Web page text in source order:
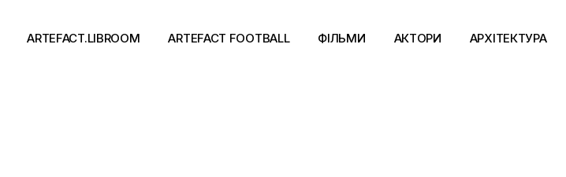
ARTEFACT.LIBROOM ARTEFACT FOOTBALL ФІЛЬМИ АКТОРИ АРХІТЕКТУРА